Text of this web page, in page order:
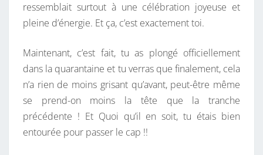
ressemblait surtout à une célébration joyeuse et
pleine d’énergie. Et ça, c’est exactement toi.
Maintenant, c’est fait, tu as plongé officiellement
dans la quarantaine et tu verras que finalement, cela
n’a rien de moins grisant qu’avant, peut-être même
se prend-on moins la tête que la tranche
précédente ! Et Quoi qu’il en soit, tu étais bien
entourée pour passer le cap !!